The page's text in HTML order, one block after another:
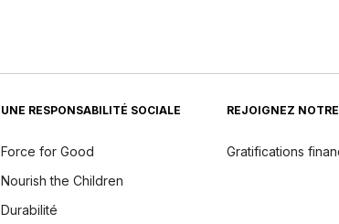
UNE RESPONSABILITÉ SOCIALE
Force for Good
Nourish the Children
Durabilité
REJOIGNEZ
Gratifications